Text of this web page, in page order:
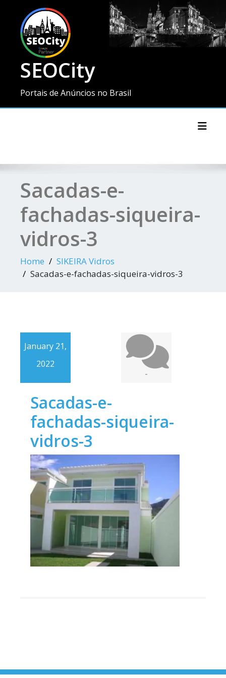
SEOCity
Portais de Anúncios no Brasil
Sacadas-e-
fachadas-siqueira-
vidros-3
Home
SIKEIRA Vidros
Sacadas-e-fachadas-siqueira-vidros-3
January 21,
2022
-
Sacadas-e-
fachadas-siqueira-
vidros-3